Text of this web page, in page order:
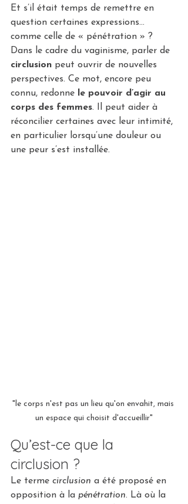
Et s’il était temps de remettre en
question certaines expressions…
comme celle de « pénétration » ?
Dans le cadre du vaginisme, parler de
circlusion peut ouvrir de nouvelles
perspectives. Ce mot, encore peu
connu, redonne le pouvoir d’agir au
corps des femmes. Il peut aider à
réconcilier certaines avec leur intimité,
en particulier lorsqu’une douleur ou
une peur s’est installée.
"le corps n'est pas un lieu qu'on envahit, mais
un espace qui choisit d'accueillir"
Qu’est-ce que la
circlusion ?
Le terme circlusion a été proposé en
opposition à la pénétration. Là où la